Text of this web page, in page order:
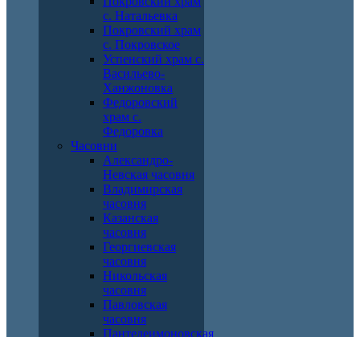
с. Натальевка
Покровский храм
с. Покровское
Успенский храм с.
Васильево-
Ханжоновка
Федоровский
храм с.
Федоровка
Часовни
Александро-
Невская часовня
Владимирская
часовня
Казанская
часовня
Георгиевская
часовня
Никольская
часовня
Павловская
часовня
Пантелеимоновская